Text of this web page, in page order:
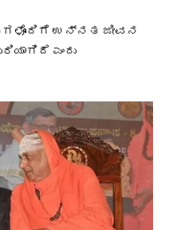
ಉನ್ನತ ಜೀವನ
ಎಂದು